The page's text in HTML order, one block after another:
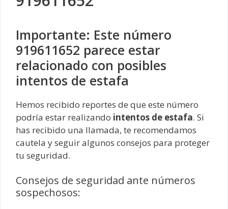
Importante: Este número
919611652 parece estar
relacionado con posibles
intentos de estafa
Hemos recibido reportes de que este número
podría estar realizando intentos de estafa. Si
has recibido una llamada, te recomendamos
cautela y seguir algunos consejos para proteger
tu seguridad.
Consejos de seguridad ante números
sospechosos: